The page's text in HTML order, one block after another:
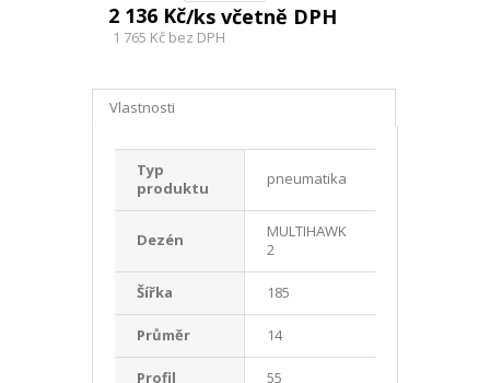
2 136 Kč/ks včetně DPH
1 765 Kč bez DPH
Vlastnosti
Typ
produktu
pneumatika
Dezén
MULTIHAWK
2
Šířka 185
Průměr 14
Profil 55